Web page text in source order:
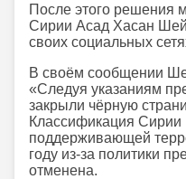
После этого решения
Сирии Асад Хасан
своих социальных
В своём сообщении
«Следуя указаниям
закрыли чёрную
Классификация Сирии
поддерживающей
году из-за политики
отменена.